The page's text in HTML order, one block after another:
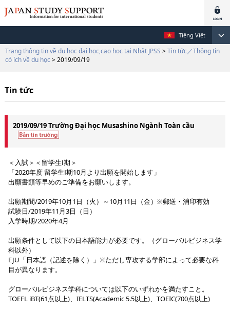
Tiếng Việt
Trang thông tin về du học đại học,cao học tại Nhật JPSS > Tin tức／Thông tin
có ích về du học > 2019/09/19
Tin tức
2019/09/19 Trường Đại học Musashino Ngành Toàn cầu
＜入試＞＜留学生Ⅰ期＞
「2020年度 留学生Ⅰ期10月より出願を開始します」
出願書類等早めのご準備をお願いします。
出願期間/2019年10月1日（火）～10月11日（金）※郵送・消印有効
試験日/2019年11月3日（日）
入学時期/2020年4月
出願条件として以下の日本語能力が必要です。（グローバルビジネス学
科以外）
EJU「日本語（記述を除く）」※ただし専攻する学部によって必要な科
目が異なります。
グローバルビジネス学科については以下のいずれかを満たすこと。
TOEFL iBT(61点以上)、IELTS(Academic 5.5以上)、TOEIC(700点以上)